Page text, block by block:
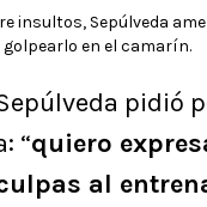
insultos, Sepúlveda
golpearlo en el camarín.
pidió
“quiero
al